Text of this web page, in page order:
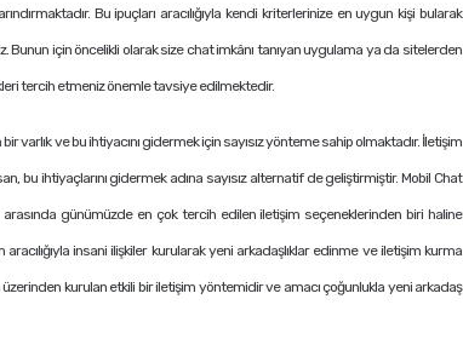
Bu ipuçları aracılığıyla kendi kriterlerinize en uygun kişi bularak
Bunun için öncelikli olarak size chat imkânı tanıyan uygulama ya da sitelerden
tercih etmeniz önemle tavsiye edilmektedir.
varlık ve bu ihtiyacını gidermek için sayısız yönteme sahip olmaktadır. İletişim
bu ihtiyaçlarını gidermek adına sayısız alternatif de geliştirmiştir. Mobil Chat
günümüzde en çok tercih edilen iletişim seçeneklerinden biri haline
insani ilişkiler kurularak yeni arkadaşlıklar edinme ve iletişim kurma
kurulan etkili bir iletişim yöntemidir ve amacı çoğunlukla yeni arkadaş